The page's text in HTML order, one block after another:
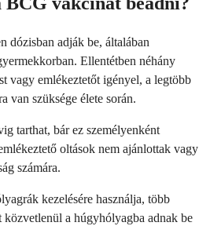
dózisban adják be, általában
Ellentétben néhány
vagy emlékeztetőt igényel, a legtöbb
van szüksége élete során.
tarthat, bár ez személyenként
oltások nem ajánlottak vagy
számára.
kezelésére használja, több
közvetlenül a húgyhólyagba adnak be